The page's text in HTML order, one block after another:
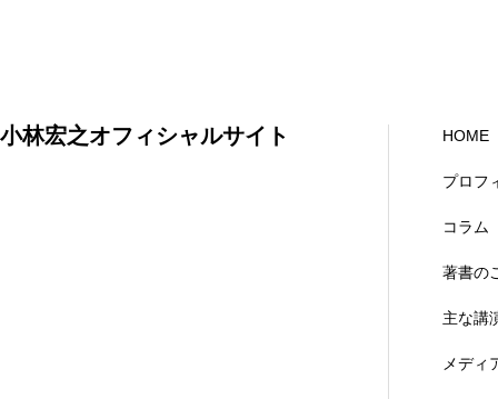
小林宏之オフィシャルサイト HOME
プロフ
コラム
著書の
主な講
メディ